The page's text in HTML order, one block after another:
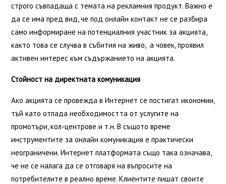
строго съвпадаща с темата на рекламния продукт. Важно е
да се има пред вид, че под онлайн контакт не се разбира
само информиране на потенциалния участник за акцията,
както това се случва в събития на живо, а човек, проявил
активен интерес към съдържанието на акцията.
Стойност на директната комуникация
Ако акцията се провежда в Интернет се постигат икономии,
тъй като отпада необходимостта от услугите на
промотъри, кол-центрове и т.н. В същото време
инструментите за онлайн комуникация е практически
неограничени. Интернет платформата също така означава,
че не се налага да се отговаря на въпросите на
потребителите в реално време. Клиентите пишат своите